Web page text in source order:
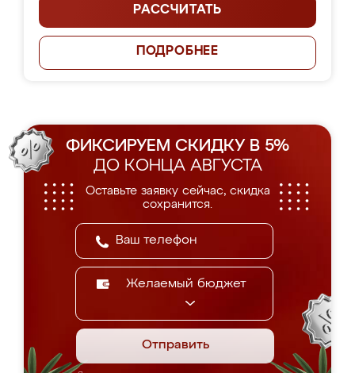
РАССЧИТАТЬ
ПОДРОБНЕЕ
ФИКСИРУЕМ СКИДКУ В 5%
ДО КОНЦА АВГУСТА
Оставьте заявку сейчас, скидка
сохранится.
Желаемый бюджет
Отправить